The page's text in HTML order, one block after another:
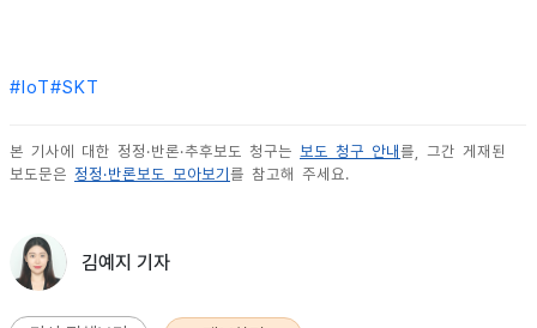
#IoT#SKT
본 기사에 대한 정정·반론·추후보도 청구는 보도 청구 안내를, 그간 게재된
보도문은 정정·반론보도 모아보기를 참고해 주세요.
김예지 기자